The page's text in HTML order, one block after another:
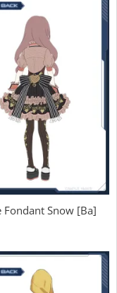
Fondant Snow [Ba]